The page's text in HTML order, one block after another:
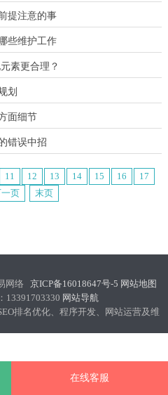
提注意的事
些维护工作
素更合理？
划
面细节
错误中招
11 12 13 14 15 16
17
一页 末页
网络 京ICP备16018647号-5 网站地图
13391703330 网站导航
排名优化、程序开发、网站运营及维
在线客服